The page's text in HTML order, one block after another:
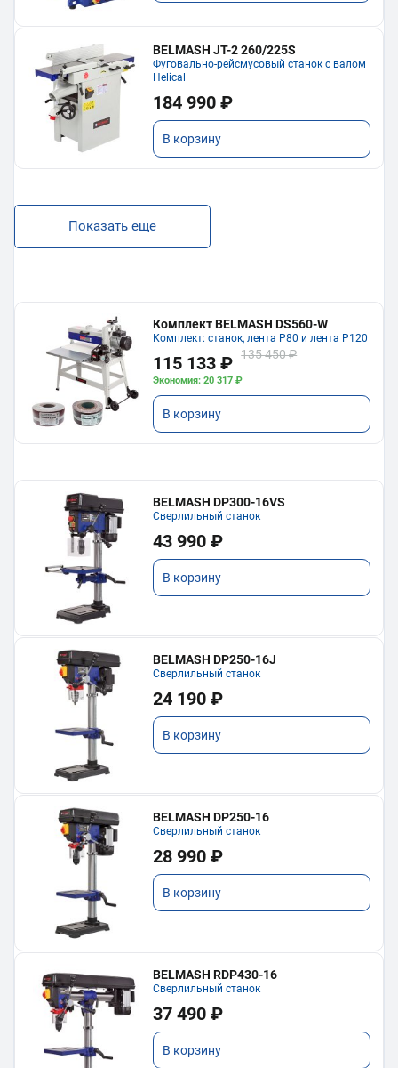
BELMASH JT-2 260/225S
Фуговально-рейсмусовый станок с валом
Helical
184 990 ₽
В корзину
Показать еще
Комплект BELMASH DS560-W
Комплект: станок, лента P80 и лента P120
115 133 ₽ 135 450 ₽
Экономия: 20 317 ₽
В корзину
BELMASH DP300-16VS
Сверлильный станок
43 990 ₽
В корзину
BELMASH DP250-16J
Сверлильный станок
24 190 ₽
В корзину
BELMASH DP250-16
Сверлильный станок
28 990 ₽
В корзину
BELMASH RDP430-16
Сверлильный станок
37 490 ₽
В корзину